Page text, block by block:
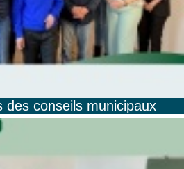
des conseils municipaux